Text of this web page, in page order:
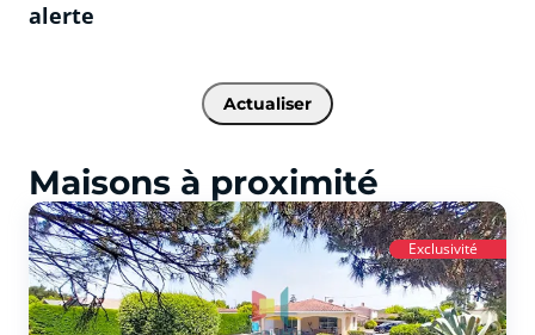
alerte
Actualiser
Maisons à proximité
Exclusivité